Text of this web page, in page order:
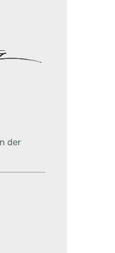
der